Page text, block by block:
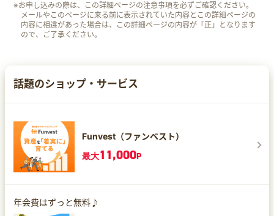
※お申し込みの際は、この詳細ページの注意事項を必ずご確認ください。
メールやこのページに来る前に表示されていた内容とこの詳細ページの
内容に相違があった場合は、この詳細ページの内容が「正」となります
ので、ご了承ください。
話題のショップ・サービス
Funvest（ファンベスト）
最大11,000P
年会費はずっと無料♪